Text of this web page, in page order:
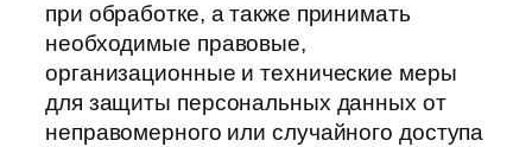
при обработке, а также принимать
необходимые правовые,
организационные и технические меры
для защиты персональных данных от
неправомерного или случайного доступа